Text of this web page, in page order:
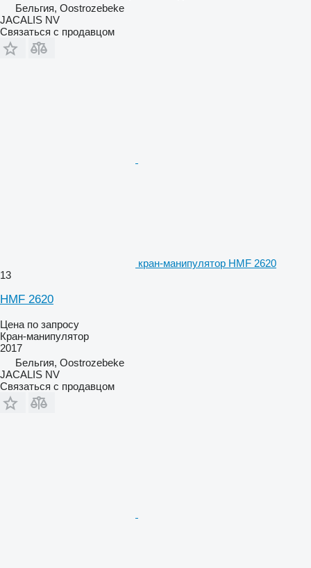
Бельгия, Oostrozebeke
JACALIS NV
Связаться с продавцом
кран-манипулятор HMF 2620
13
HMF 2620
Цена по запросу
Кран-манипулятор
2017
Бельгия, Oostrozebeke
JACALIS NV
Связаться с продавцом